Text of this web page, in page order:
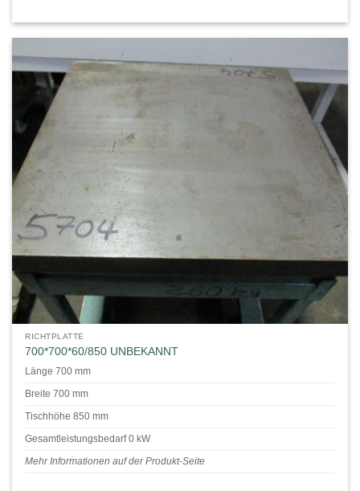
RICHTPLATTE
700*700*60/850 UNBEKANNT
Länge 700 mm
Breite 700 mm
Tischhöhe 850 mm
Gesamtleistungsbedarf 0 kW
Mehr Informationen auf der Produkt-Seite